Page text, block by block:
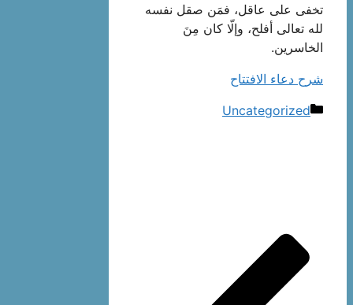
تخفى على عاقل، فمَن صقل نفسه
لله تعالى أفلح، وإلّا كان مِنَ
الخاسرين.
شرح دعاء الافتتاح
دسته‌ها
Uncategorized